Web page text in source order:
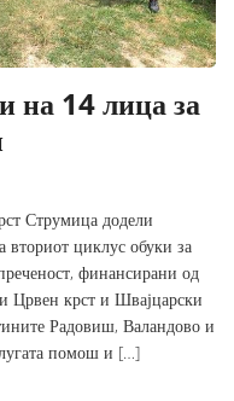
на 14 лица за
Струмица додели
вториот циклус обуки за
финансирани од
Црвен крст и Швајцарски
Радовиш, Валандово и
помош и […]